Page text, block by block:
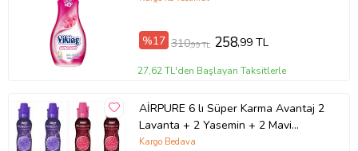
%17 310,99 TL 258,99 TL
27,62 TL'den Başlayan Taksitlerle
AİRPURE 6 lı Süper Karma Avantaj 2
Lavanta + 2 Yasemin + 2 Mavi
Zambak Çamaşır Parfümü 128 gr X 6
Kargo Bedava